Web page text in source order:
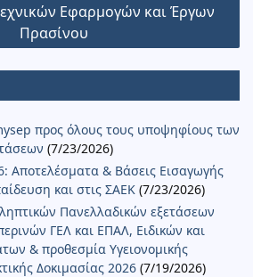
ίτ
ε
Εφαρμογών και Έργων
Πρασίνου
προς όλους τους υποψηφίους των
(7/23/2026)
Αποτελέσματα & Βάσεις Εισαγωγής
και στις ΣΑΕΚ (7/23/2026)
Πανελλαδικών εξετάσεων
ΓΕΛ και ΕΠΑΛ, Ειδικών και
& προθεσμία Υγειονομικής
Δοκιμασίας 2026 (7/19/2026)